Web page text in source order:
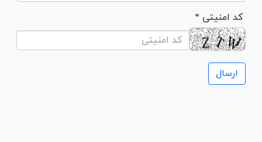
* کد امنیتی